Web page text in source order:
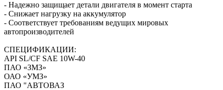
- Надежно защищает детали двигателя в момент старта
- Снижает нагрузку на аккумулятор
- Соответствует требованиям ведущих мировых
автопроизводителей
СПЕЦИФИКАЦИИ:
API SL/CF SAE 10W-40
ПАО «ЗМЗ»
ОАО «УМЗ»
ПАО "АВТОВАЗ